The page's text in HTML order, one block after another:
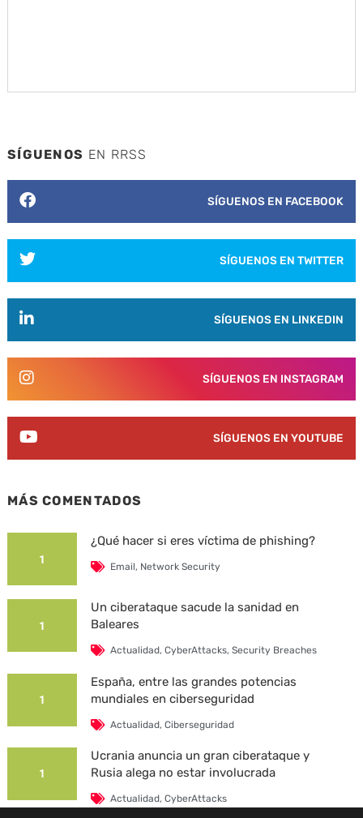
SÍGUENOS EN RRSS
SÍGUENOS EN FACEBOOK
SÍGUENOS EN TWITTER
SÍGUENOS EN LINKEDIN
SÍGUENOS EN INSTAGRAM
SÍGUENOS EN YOUTUBE
MÁS COMENTADOS
1
¿Qué hacer si eres víctima de phishing?
Email, Network Security
1
Un ciberataque sacude la sanidad en
Baleares
Actualidad,CyberAttacks,Security Breaches
1
España, entre las grandes potencias
mundiales en ciberseguridad
Actualidad,Ciberseguridad
1
Ucrania anuncia un gran ciberataque y
Rusia alega no estar involucrada
Actualidad,CyberAttacks